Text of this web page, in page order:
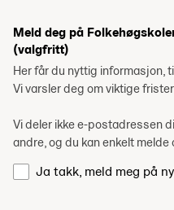
Meld deg på
(valgfritt)
Her får du nyttig informasjon,
Vi varsler deg om viktige
Vi deler ikke e-postadressen
andre, og du kan enkelt
Ja takk, meld meg på